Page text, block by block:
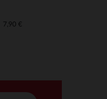
zorgt ervoor dat aan
7,90 €